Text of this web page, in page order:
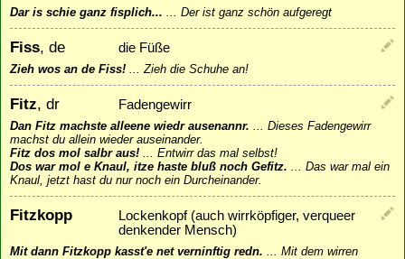
Dar is schie ganz fisplich... ... Der ist ganz schön aufgeregt
Fiss, de die Füße
Zieh wos an de Fiss! ...Zieh die Schuhe an!
Fitz, dr Fadengewirr
Dan Fitz machste alleene wiedr ausenannr. ... Dieses Fadengewirr
machst du allein wieder auseinander.
Fitz dos mol salbr aus! ... Entwirr das mal selbst!
Dos war mol e Knaul, itze haste bluß noch Gefitz. ... Das war mal ein
Knaul, jetzt hast du nur noch ein Durcheinander.
Fitzkopp
Lockenkopf (auch wirrköpfiger, verqueer
denkender Mensch)
Mit dann Fitzkopp kasst'e net verninftig redn. ... Mit dem wirren